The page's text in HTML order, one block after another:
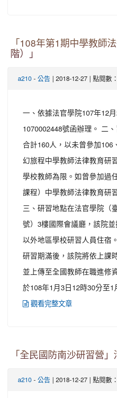
「108年第1期中學教師
階）」
a210 - 公告 | 2018-12-27 | 點閱數
一、依據法官學院107年12
1070002448號函辦理。 二
合計160人，以未曾參加106
幻旅程中學教師法律教育研
學校教師為限。如曾參加過
課程）中學教師法律教育研
三、研習地點在法官學院（
號）3樓國際會議廳，該院
以外地區學校研習人員住宿
研習期滿後，該院將依上課
並上傳至全國教師在職進修
於108年1月3日12時30分至
觀看完整文章
「全民國防南沙研習營」
a210 - 公告 | 2018-12-27 | 點閱數